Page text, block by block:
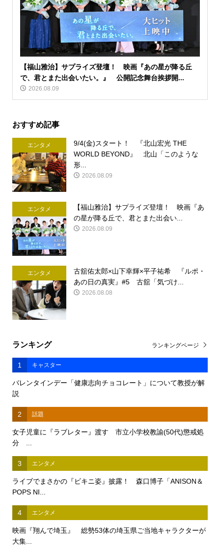
【福山雅治】サプライズ登壇！ 映画『あの星が降る丘
で、君とまた出会いたい。』 公開記念舞台挨拶開...
2026.08.09
おすすめ記事
エンタメ
9/4(金)スタート！ 『北山宏光 THE
WORLD BEYOND』 北山「このような
形...
2026.08.09
エンタメ
【福山雅治】サプライズ登壇！ 映画『あ
の星が降る丘で、君とまた出会い...
2026.08.09
エンタメ
古舘佑太郎×山下幸輝×平子祐希 『ルポ・
あの日の真実』#5 古舘「気づけ...
2026.08.08
ランキング
1 キャスター
バレンタインデー「健康志向チョコレート」について教授が解
説
2 話題
女子児童に『ラブレター』渡す 市立小学校教諭(50代)懲戒処
分 ...
3 エンタメ
ライブでまさかの『ビキニ姿』披露！ 森口博子「ANISON＆
POPS NI...
4 エンタメ
映画『翔んで埼玉』 総勢53体の埼玉県ご当地キャラクターが
大集...
ランキングページ